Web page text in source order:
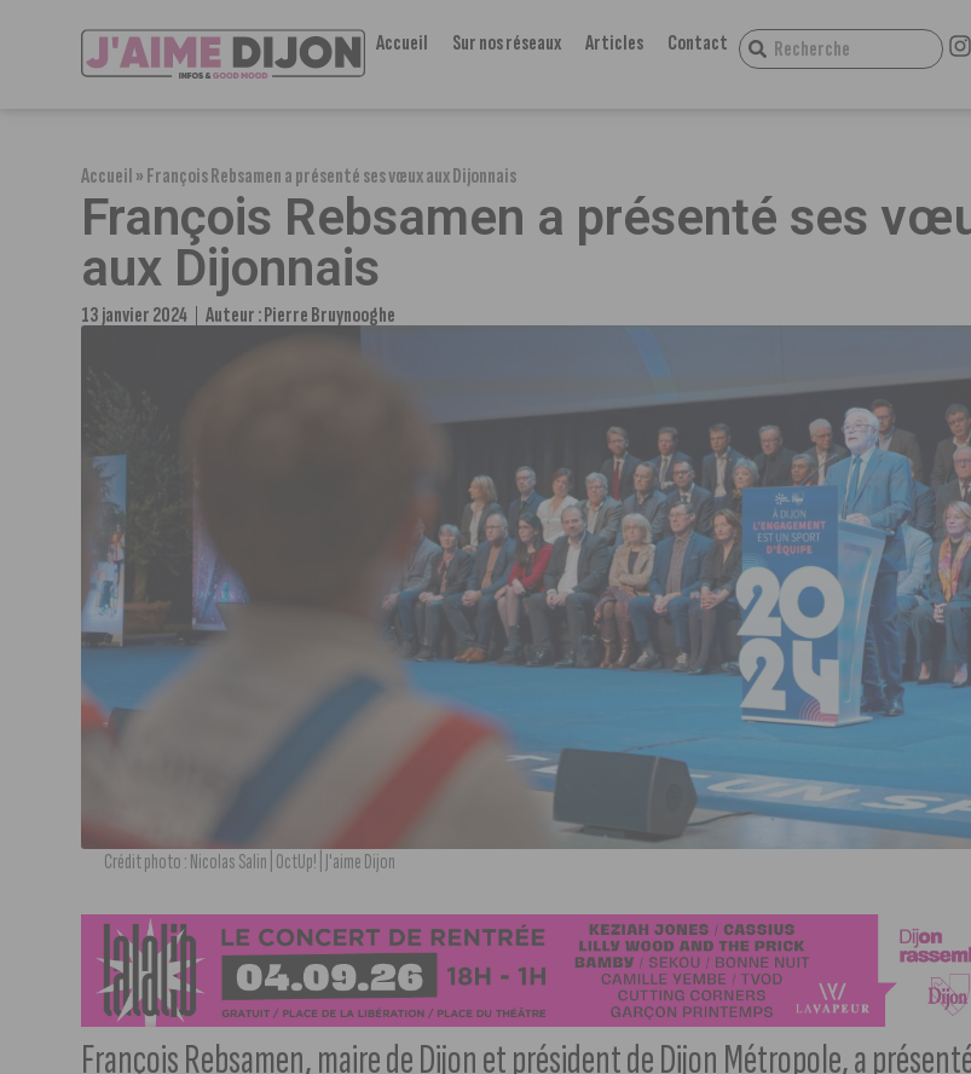
Accueil Sur nos réseaux Articles Contact
Accueil»François Rebsamen a présenté ses vœux aux Dijonnais
François Rebsamen a présenté ses
aux Dijonnais
13 janvier 2024 Auteur :Pierre Bruynooghe
Crédit photo : Nicolas Salin | OctUp! | J'aime Dijon
François Rebsamen, maire de Dijon et président de Dijon Métropole, a